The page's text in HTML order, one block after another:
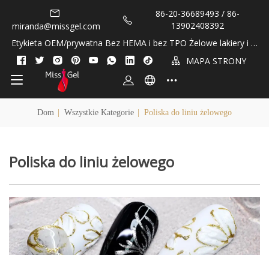
miranda@missgel.com
86-20-36689493 / 86-
13902408392
Etykieta OEM/prywatna Bez HEMA i bez TPO Żelowe lakiery i ol
ejki do skórek!
MAPA STRONY
Dom Wszystkie Kategorie Poliska do liniu żelowego
Poliska do liniu żelowego